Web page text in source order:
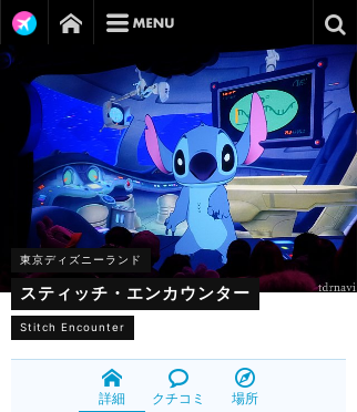
東京ディズニーランド
スティッチ・エンカウンター
Stitch Encounter
詳細 クチコミ 場所